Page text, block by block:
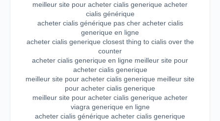
meilleur site pour acheter cialis generique acheter
cialis générique
acheter cialis générique pas cher acheter cialis
generique en ligne
acheter cialis generique closest thing to cialis over the
counter
acheter cialis generique en ligne meilleur site pour
acheter cialis generique
meilleur site pour acheter cialis generique meilleur site
pour acheter cialis generique
meilleur site pour acheter cialis generique acheter
viagra generique en ligne
acheter cialis générique acheter cialis generique